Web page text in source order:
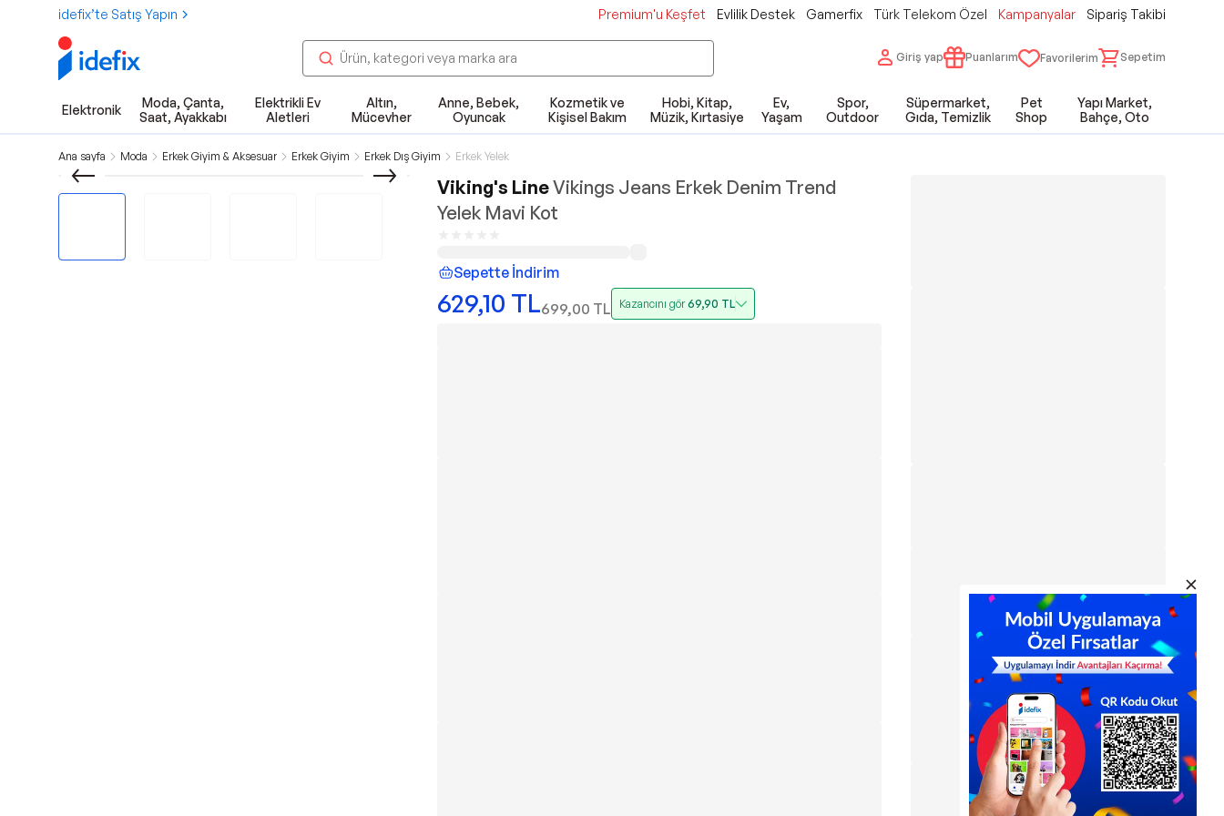
idefix’te Satış Yapın Premium'u Keşfet Evlilik Destek Gamerfix Türk Telekom Özel Kampanyalar Sipariş Takibi
Giriş yap Puanlarım Favorilerim Sepetim
Elektronik
Moda, Çanta,
Saat, Ayakkabı
Elektrikli Ev
Aletleri
Altın,
Mücevher
Anne, Bebek,
Oyuncak
Kozmetik ve
Kişisel Bakım
Hobi, Kitap,
Müzik, Kırtasiye
Ev,
Yaşam
Spor,
Outdoor
Süpermarket,
Gıda, Temizlik
Pet
Shop
Yapı Market,
Bahçe, Oto
Ana sayfa Moda Erkek Giyim & Aksesuar Erkek Giyim Erkek Dış Giyim Erkek Yelek
Viking's LineVikings Jeans Erkek Denim Trend
Yelek Mavi Kot
Sepette İndirim
629,10 TL699,00 TL Kazancını gör69,90 TL